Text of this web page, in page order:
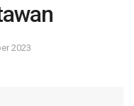
2023